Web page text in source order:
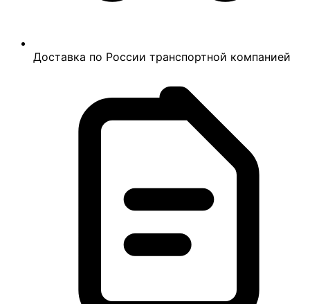
Доставка по России транспортной компанией